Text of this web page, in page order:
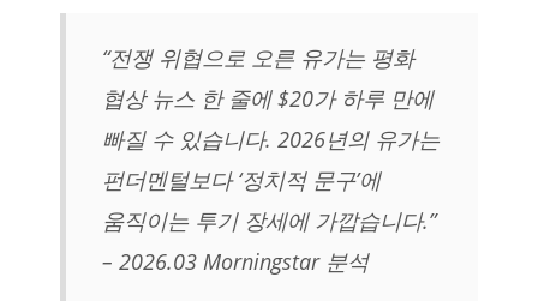
“전쟁 위협으로 오른 유가는 평화
협상 뉴스 한 줄에 $20가 하루 만에
빠질 수 있습니다. 2026년의 유가는
펀더멘털보다 ‘정치적 문구’에
움직이는 투기 장세에 가깝습니다.”
– 2026.03 Morningstar 분석